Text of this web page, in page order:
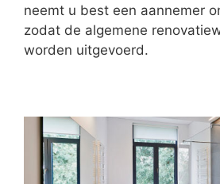
neemt u best een aannemer
zodat de algemene
worden uitgevoerd.